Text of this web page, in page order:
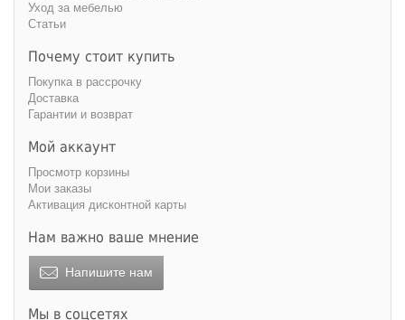
Уход за мебелью
Статьи
Почему стоит купить
Покупка в рассрочку
Доставка
Гарантии и возврат
Мой аккаунт
Просмотр корзины
Мои заказы
Активация дисконтной карты
Нам важно ваше мнение
Напишите нам
Мы в соцсетях